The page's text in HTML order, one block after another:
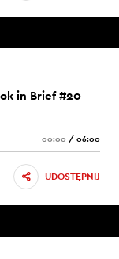
in Brief #20
00:00 / 06:00
UDOSTĘPNIJ